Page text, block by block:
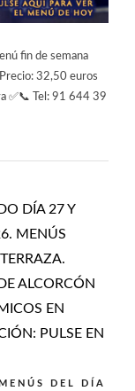
fin de semana
32,50 euros
✅📞 Tel: 91 644 39
DÍA 27 Y
MENÚS
ALCORCÓN
EN
PULSE EN
DEL DÍA